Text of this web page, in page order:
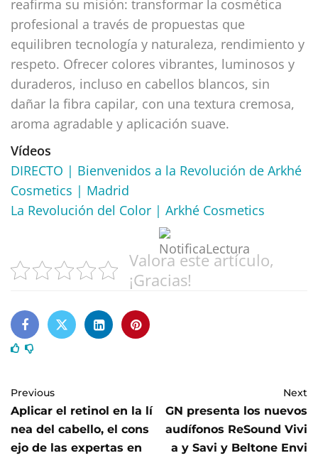
reafirma su misión: transformar la cosmética
profesional a través de propuestas que
equilibren tecnología y naturaleza, rendimiento y
respeto. Ofrecer colores vibrantes, luminosos y
duraderos, incluso en cabellos blancos, sin
dañar la fibra capilar, con una textura cremosa,
aroma agradable y aplicación suave.
Vídeos
DIRECTO | Bienvenidos a la Revolución de Arkhé
Cosmetics | Madrid
La Revolución del Color | Arkhé Cosmetics
Valora este artículo,
¡Gracias!
Previous
Aplicar el retinol en la lí
nea del cabello, el cons
ejo de las expertas en
Next
GN presenta los nuevos
audífonos ReSound Vivi
a y Savi y Beltone Envi